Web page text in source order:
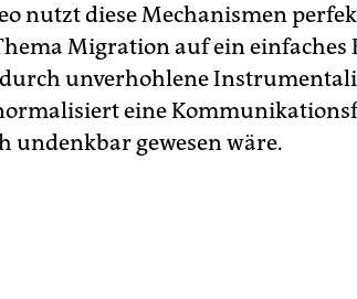
nutzt diese Mechanismen
Migration auf ein
unverhohlene
eine
undenkbar gewesen wäre.